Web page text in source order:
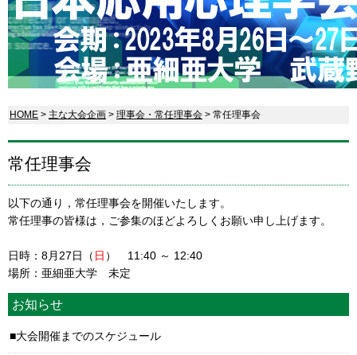
HOME > 主な大会企画 > 理事会・常任理事会 > 常任理事会
常任理事会
以下の通り，常任理事会を開催いたします。
常任理事の皆様は，ご参集のほどよろしくお願い申し上げます。
日時：8月27日（ 日 ） 11:40 ～ 12:40
場所：亜細亜大学 未定
お知らせ
大会開催までのスケジュール